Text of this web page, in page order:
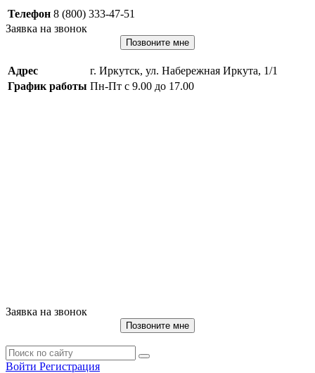
Телефон 8 (800) 333-47-51
Заявка на звонок
Позвоните мне
Адрес
г. Иркутск, ул. Набережная Иркута, 1/1
График работы Пн-Пт с 9.00 до 17.00
Заявка на звонок
Позвоните мне
Войти Регистрация